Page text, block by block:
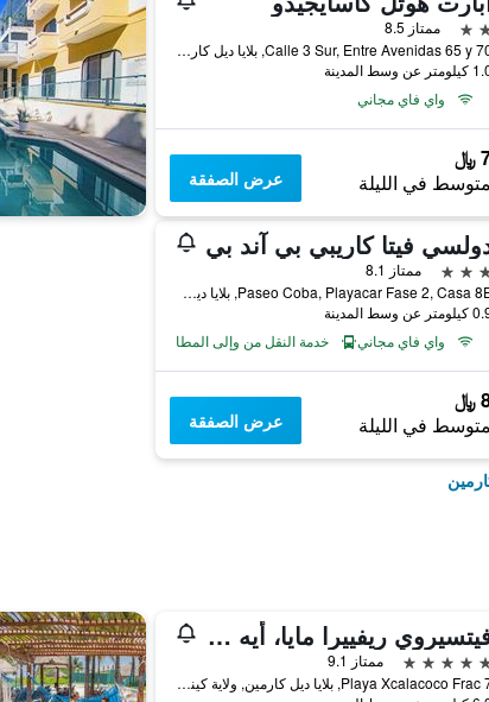
ممتاز 8.5
Calle 3 Sur, Entre Avenidas 65 y 70, بلايا ديل كارمين, ولاية كينتانا رو, المكسيك
عن وسط المدينة
واي فاي مجاني
في الليلة عرض الصفقة
فيتا كاريبي بي آند بي
ممتاز 8.1
Paseo Coba, Playacar Fase 2, Casa 8E, بلايا ديل كارمين, ولاية كينتانا رو, المكسيك
عن وسط المدينة
واي فاي مجاني
خدمة النقل من وإلى المطار
في الليلة عرض الصفقة
فيتسيروي ريفييرا مايا، أيه لاكشري فيلا ريزورت - لبالغين فقط
ممتاز 9.1
Playa Xcalacoco Frac 7, بلايا ديل كارمين, ولاية كينتانا رو, المكسيك